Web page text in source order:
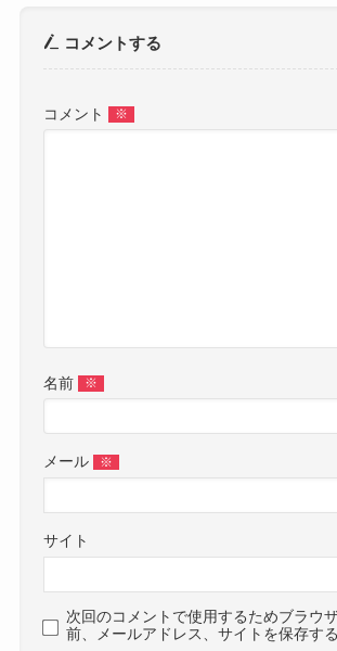
コメントする
コメント ※
名前 ※
メール ※
サイト
次回のコメントで使用するためブラウ
前、メールアドレス、サイトを保存する